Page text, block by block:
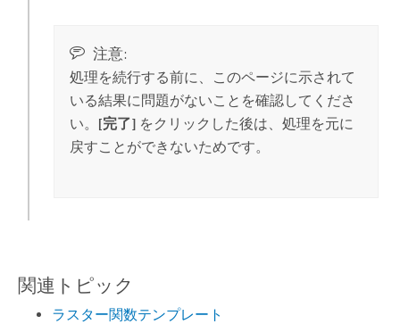
注意:
処理を続行する前に、このページに示されて
いる結果に問題がないことを確認してくださ
い。 [完了]をクリックした後は、処理を元に
戻すことができないためです。
関連トピック
ラスター関数テンプレート